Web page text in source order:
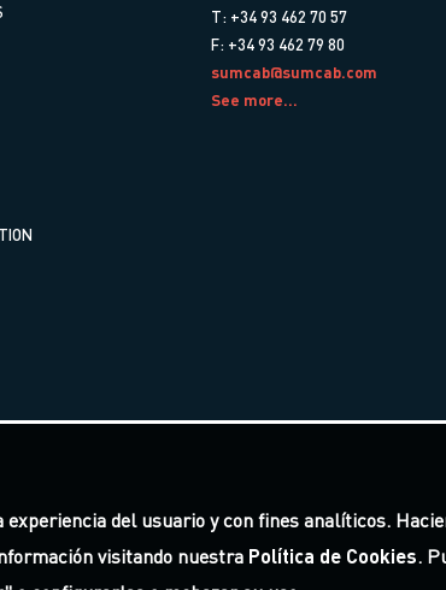
T: +34 93 462 70 57
F: +34 93 462 79 80
sumcab@sumcab.com
See more...
del usuario y con fines analíticos.
visitando nuestra Política de Cookies.